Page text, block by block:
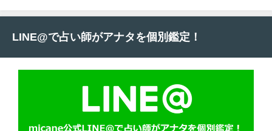
LINE@で占い師がアナタを個別鑑定！